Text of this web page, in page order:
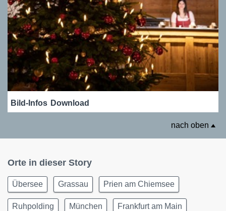
Bild-Infos Download
nach oben
Orte in dieser Story
Übersee Grassau Prien am Chiemsee
Ruhpolding München Frankfurt am Main